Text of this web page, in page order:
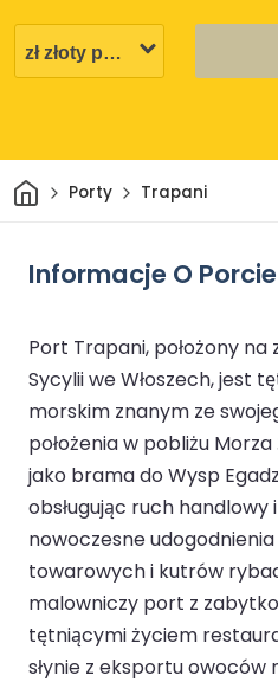
DomPorty Trapani
Informacje O
Port Trapani, położony
Sycylii we Włoszech, jest
morskim znanym ze
położenia w pobliżu Morza
jako brama do Wysp
obsługując ruch
nowoczesne
towarowych i kutrów
malowniczy port z
tętniącymi życiem
słynie z eksportu owoców